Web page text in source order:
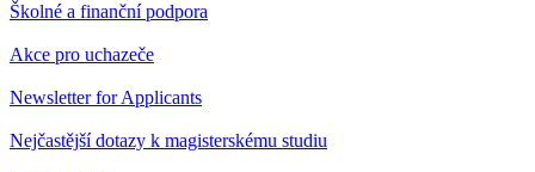
Školné a finanční podpora
Akce pro uchazeče
Newsletter for Applicants
Nejčastější dotazy k magisterskému studiu